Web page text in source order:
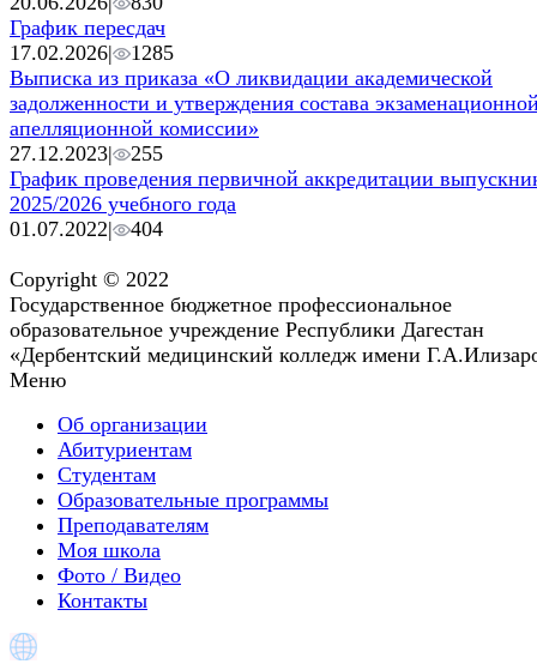
График пересдач
17.02.2026|
1285
Выписка из приказа «О ликвидации академической
задолженности и утверждения состава
апелляционной комиссии»
27.12.2023|
255
График проведения первичной аккредитации
2025/2026 учебного года
01.07.2022| 404
Copyright © 2022
Государственное бюджетное профессиональное
образовательное учреждение Республики Дагестан
«Дербентский медицинский колледж имени
Меню
Об организации
Абитуриентам
Студентам
Образовательные программы
Преподавателям
Моя школа
Фото / Видео
Контакты